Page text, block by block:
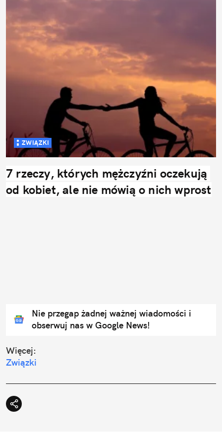
ZWIĄZKI
7 rzeczy, których mężczyźni oczekują
od kobiet, ale nie mówią o nich wprost
Nie przegap żadnej ważnej wiadomości i
obserwuj nas w Google News!
Więcej:
Związki